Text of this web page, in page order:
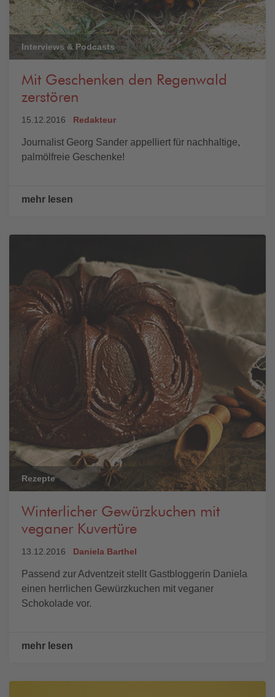
Interviews & Podcasts
Mit Geschenken den Regenwald
zerstören
15.12.2016 Redakteur
Journalist Georg Sander appelliert für nachhaltige,
palmölfreie Geschenke!
mehr lesen
Rezepte
Winterlicher Gewürzkuchen mit
veganer Kuvertüre
13.12.2016 Daniela Barthel
Passend zur Adventzeit stellt Gastbloggerin Daniela
einen herrlichen Gewürzkuchen mit veganer
Schokolade vor.
mehr lesen